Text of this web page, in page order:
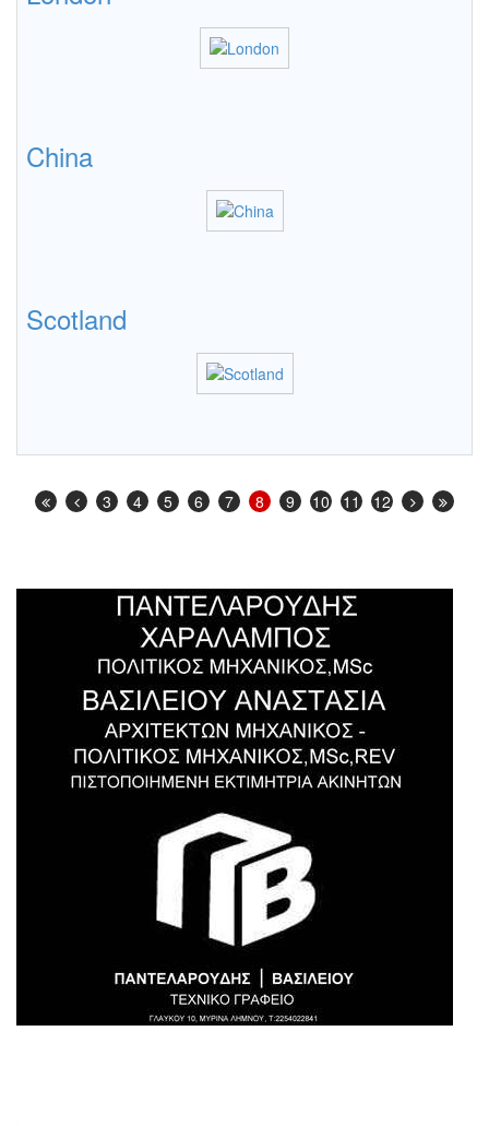
China
Scotland
3 4 5 6 7 8 9 10 11 12